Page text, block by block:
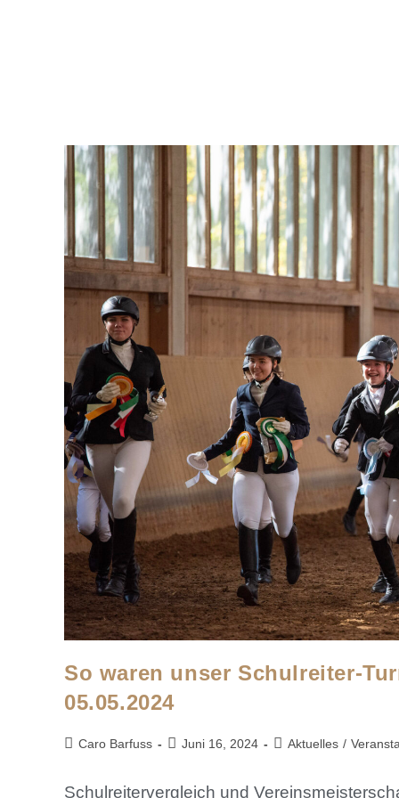
So waren unser Schulreiter-
05.05.2024
Caro Barfuss Juni 16, 2024 Aktuelles /
Schulreitervergleich und